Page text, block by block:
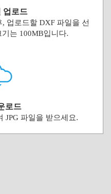
업로드
업로드할 DXF 파일을 선
는 100MB입니다.
로드
JPG 파일을 받으세요.